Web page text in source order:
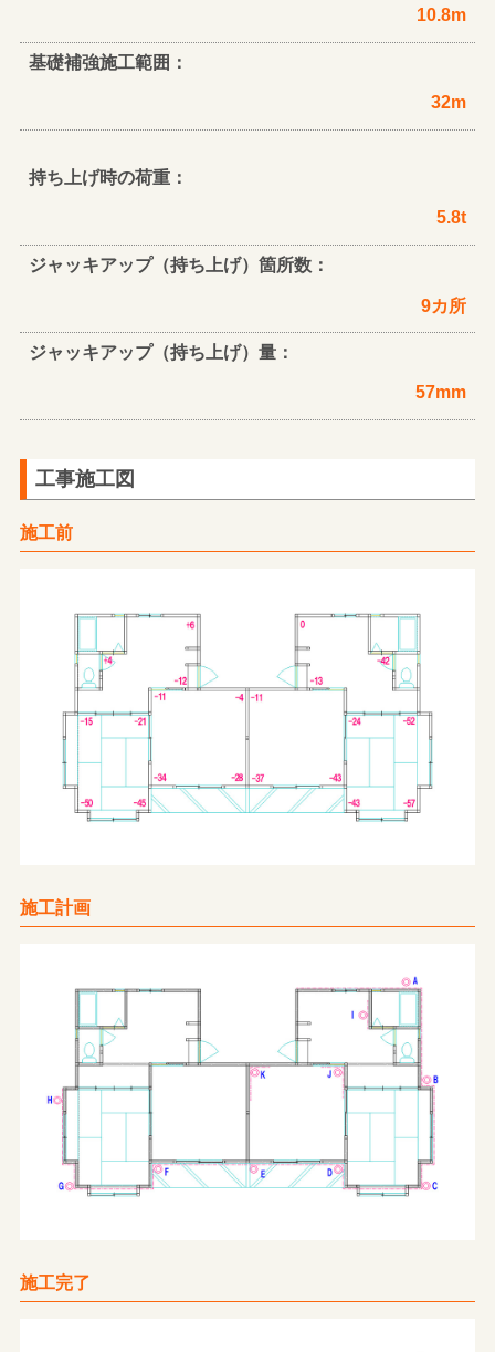
10.8m
基礎補強施工範囲：
32m
持ち上げ時の荷重：
5.8t
ジャッキアップ（持ち上げ）箇所数：
9カ所
ジャッキアップ（持ち上げ）量：
57mm
工事施工図
施工前
施工計画
施工完了